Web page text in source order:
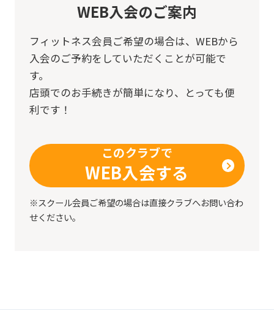
WEB入会のご案内
フィットネス会員ご希望の場合は、 WEBから
入会のご予約をしていただくことが可能で
す。
店頭でのお手続きが簡単になり、とっても便
利です！
このクラブで
WEB入会する
※スクール会員ご希望の場合は直接クラブへお問い合わ
せください。